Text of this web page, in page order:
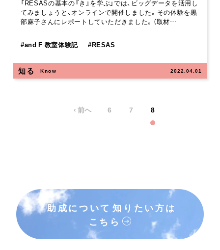
「RESASの基本の『き』を学ぶ」では、ビッグデータを活用し
てみましょうと、オンラインで開催しました。その体験を黒
部麻子さんにレポートしていただきました。（取材…
#and F 教室体験記 #RESAS
知る Know 2022.04.01
‹ 前へ 6 7 8
助成について 知りたい方は
こちら